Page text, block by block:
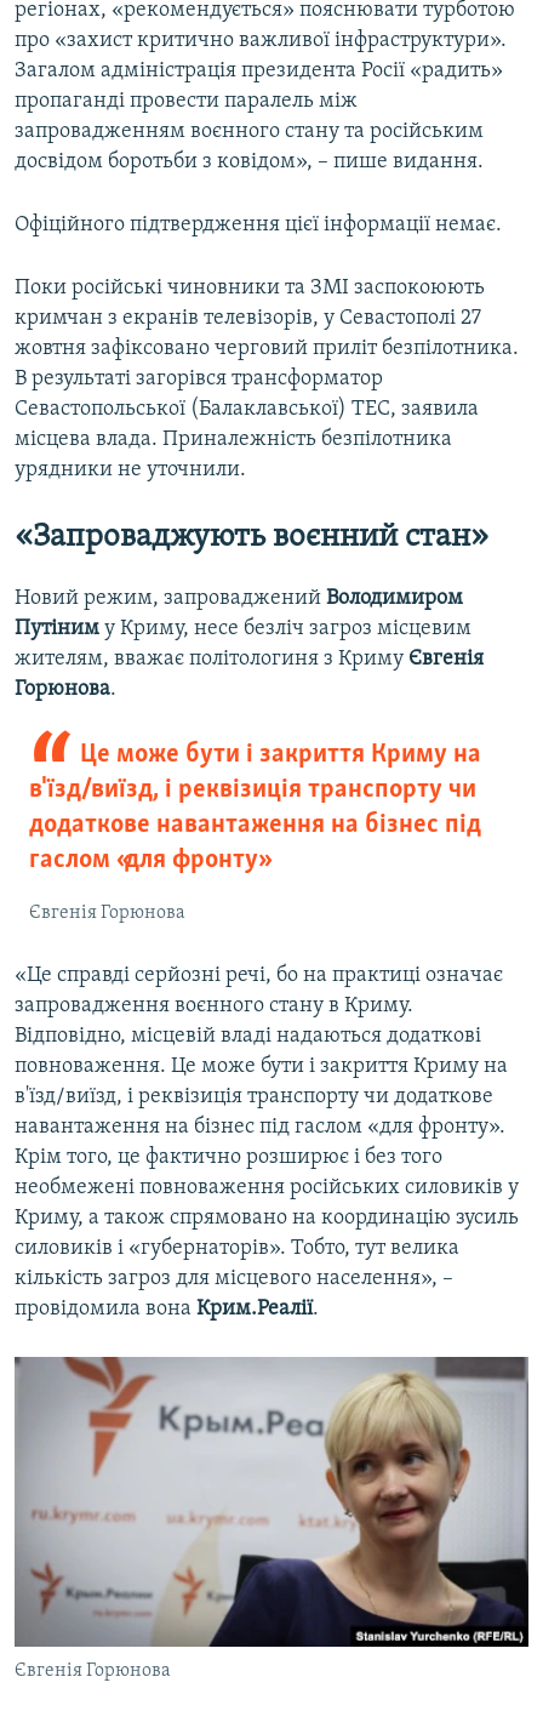
регіонах, «рекомендується» пояснювати турботою
про «захист критично важливої інфраструктури».
Загалом адміністрація президента Росії «радить»
пропаганді провести паралель між
запровадженням воєнного стану та російським
досвідом боротьби з ковідом», – пише видання.
Офіційного підтвердження цієї інформації немає.
Поки російські чиновники та ЗМІ заспокоюють
кримчан з екранів телевізорів, у Севастополі 27
жовтня зафіксовано черговий приліт безпілотника.
В результаті загорівся трансформатор
Севастопольської (Балаклавської) ТЕС, заявила
місцева влада. Приналежність безпілотника
урядники не уточнили.
«Запроваджують воєнний стан»
Новий режим, запроваджений Володимиром
Путіним у Криму, несе безліч загроз місцевим
жителям, вважає політологиня з Криму Євгенія
Горюнова.
Це може бути і закриття Криму на
в'їзд/виїзд, і реквізиція транспорту чи
додаткове навантаження на бізнес під
гаслом «для фронту»
Євгенія Горюнова
«Це справді серйозні речі, бо на практиці означає
запровадження воєнного стану в Криму.
Відповідно, місцевій владі надаються додаткові
повноваження. Це може бути і закриття Криму на
в'їзд/виїзд, і реквізиція транспорту чи додаткове
навантаження на бізнес під гаслом «для фронту».
Крім того, це фактично розширює і без того
необмежені повноваження російських силовиків у
Криму, а також спрямовано на координацію зусиль
силовиків і «губернаторів». Тобто, тут велика
кількість загроз для місцевого населення», –
провідомила вона Крим.Реалії.
Євгенія Горюнова